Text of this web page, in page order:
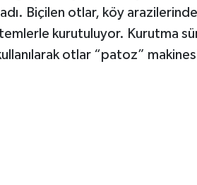
Biçilen otlar, köy
kurutuluyor. Kurutma
otlar “patoz”